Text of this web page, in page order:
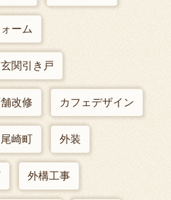
ーム
玄関引き戸
改修 カフェデザイン
尾崎町 外装
外構工事